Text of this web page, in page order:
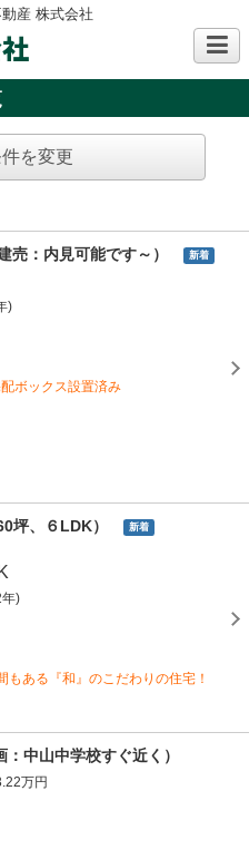
産 株式会社
を変更
売：内見可能です～） 新着
)
ボックス設置済み
坪、６LDK） 新着
)
もある『和』のこだわりの住宅！
中山中学校すぐ近く）
万円